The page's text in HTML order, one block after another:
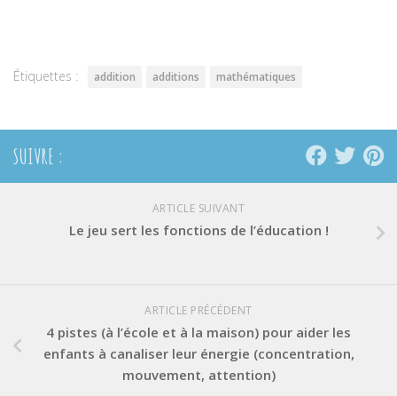
Étiquettes : addition additions mathématiques
SUIVRE :
ARTICLE SUIVANT
Le jeu sert les fonctions de l’éducation !
ARTICLE PRÉCÉDENT
4 pistes (à l’école et à la maison) pour aider les
enfants à canaliser leur énergie (concentration,
mouvement, attention)